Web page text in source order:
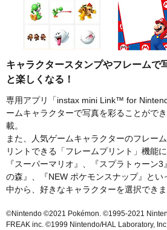
キャラクタースタンプやフレームで
と楽しくなる！
専用アプリ「instax mini Link™ for
ームキャラクターで写真を彩ることがで
載。
また、人気ゲームキャラクターのフレー
リントできる「フレームプリント」機能
『スーパーマリオ』、『スプラトゥーン
の森』、『NEW ポケモンスナップ』と
中から、好きなキャラクターを選択できま
©Nintendo ©2021 Pokémon. ©1995-2021
FREAK inc. ©1999 Nintendo/HAL Laboratory,